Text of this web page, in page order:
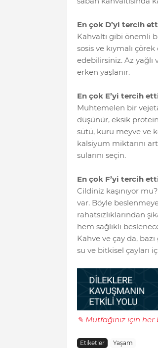
En çok D’yi tercih
Kahvaltı gibi önemli
sosis ve kıymalı
edebilirsiniz. Az yağlı
erken yaşlanır.
En çok E’yi tercih
Muhtemelen bir
düşünür, eksik
sütü, kuru meyve ve
kalsiyum miktarını
sularını seçin.
En çok F’yi tercih
Cildiniz kaşınıyor
var. Böyle
rahatsızlıklarından
hem sağlıklı
Kahve ve çay da,
su ve bitkisel çayları
✎ Mutfağınız için
Etiketler Yaşam